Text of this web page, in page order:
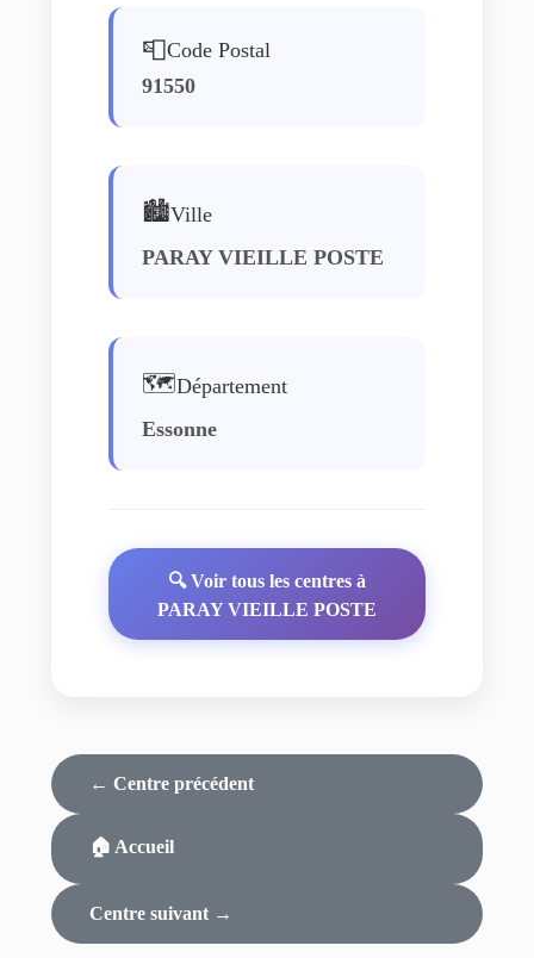
📮Code Postal
91550
🏙️Ville
PARAY VIEILLE POSTE
🗺️Département
Essonne
🔍 Voir tous les centres à
PARAY VIEILLE POSTE
← Centre précédent
🏠 Accueil
Centre suivant →